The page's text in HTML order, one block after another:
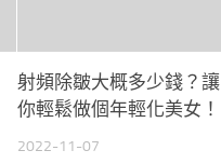
射頻除皺大概多少錢？讓
你輕鬆做個年輕化美女！
2022-11-07